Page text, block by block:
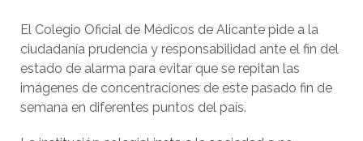
El Colegio Oficial de Médicos de Alicante pide a la
ciudadanía prudencia y responsabilidad ante el fin del
estado de alarma para evitar que se repitan las
imágenes de concentraciones de este pasado fin de
semana en diferentes puntos del país.